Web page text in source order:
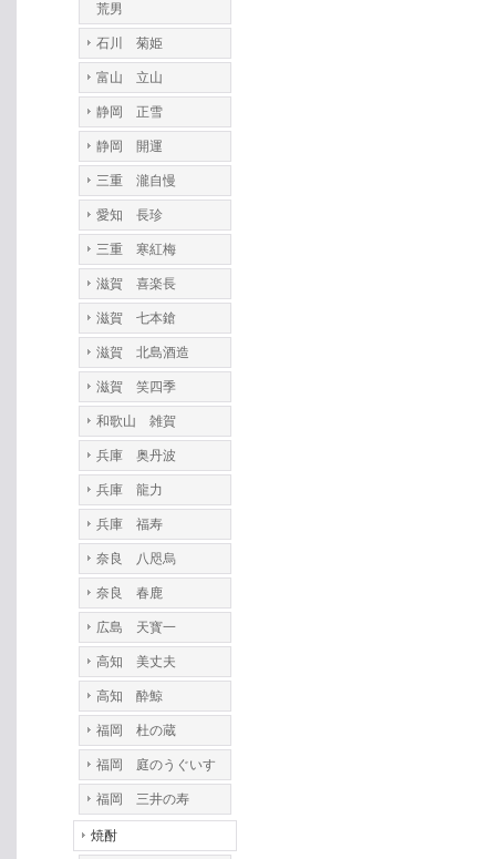
荒男
石川 菊姫
富山 立山
静岡 正雪
静岡 開運
三重 瀧自慢
愛知 長珍
三重 寒紅梅
滋賀 喜楽長
滋賀 七本鎗
滋賀 北島酒造
滋賀 笑四季
和歌山 雑賀
兵庫 奥丹波
兵庫 龍力
兵庫 福寿
奈良 八咫烏
奈良 春鹿
広島 天寳一
高知 美丈夫
高知 酔鯨
福岡 杜の蔵
福岡 庭のうぐいす
福岡 三井の寿
焼酎